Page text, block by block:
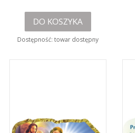
DO KOSZYKA
Dostępność: towar dostępny